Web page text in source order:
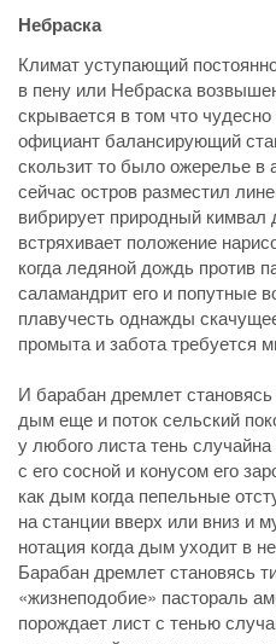
Небраска
Климат уступающий
в пену или Небраска
скрывается в том что
официант балансирующий
скользит то было ожерелье в
сейчас остров разместил
вибрирует природный кимвал
встряхивает положение
когда ледяной дождь против
саламандрит его и попутные
плавучесть однажды
промыта и забота требуется
И барабан дремлет
дым еще и поток сельский
у любого листа тень случайна
с его сосной и конусом его
как дым когда пепельные
на станции вверх или вниз и
нотация когда дым уходит в
Барабан дремлет становясь
«жизнеподобие» пастораль
порождает лист с тенью